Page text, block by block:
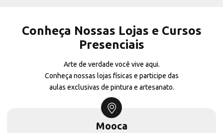
Conheça Nossas Lojas e Cursos
Presenciais
Arte de verdade você vive aqui.
Conheça nossas lojas físicas e participe das
aulas exclusivas de pintura e artesanato.
Mooca